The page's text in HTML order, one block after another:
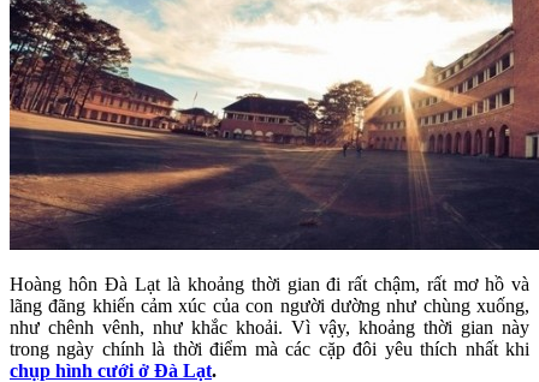
Hoàng hôn Đà Lạt là khoảng thời gian đi rất chậm, rất mơ hồ và
lãng đãng khiến cảm xúc của con người dường như chùng xuống,
như chênh vênh, như khắc khoải. Vì vậy, khoảng thời gian này
trong ngày chính là thời điểm mà các cặp đôi yêu thích nhất khi
chụp hình cưới ở Đà Lạt.